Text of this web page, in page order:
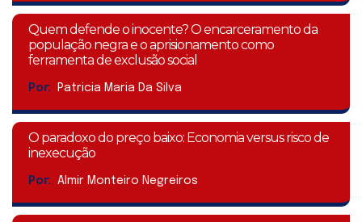
Quem defende o inocente? O encarceramento da
população negra e o aprisionamento como
ferramenta de exclusão social
Por: Patricia Maria Da Silva
O paradoxo do preço baixo: Economia versus risco de
inexecução
Por: Almir Monteiro Negreiros